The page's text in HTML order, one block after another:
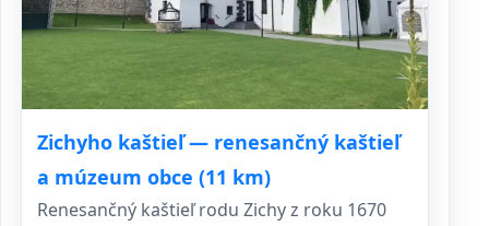
Zichyho kaštieľ — renesančný kaštieľ
a múzeum obce (11 km)
Renesančný kaštieľ rodu Zichy z roku 1670